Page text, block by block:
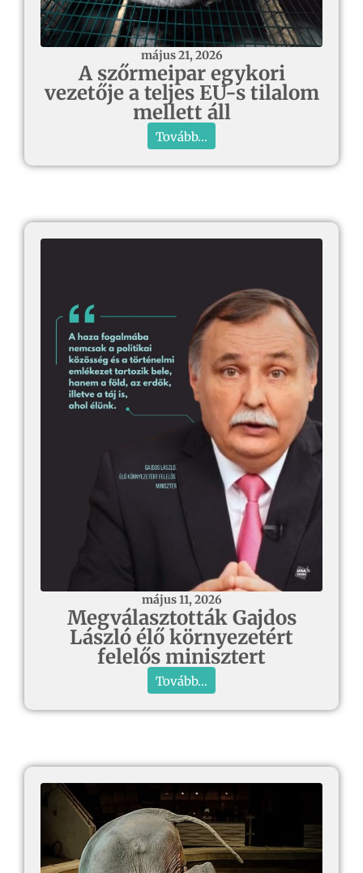
május 21, 2026
A szőrmeipar egykori
vezetője a teljes EU-s tilalom
mellett áll
Tovább...
május 11, 2026
Megválasztották Gajdos
László élő környezetért
felelős minisztert
Tovább...